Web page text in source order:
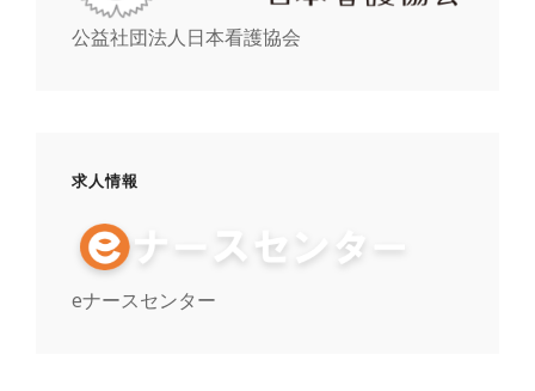
公益社団法人日本看護協会
求人情報
eナースセンター